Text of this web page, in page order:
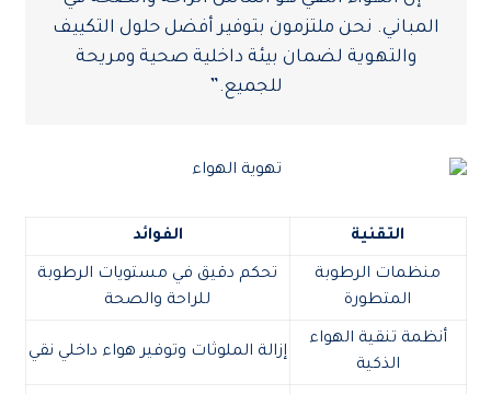
المباني. نحن ملتزمون بتوفير أفضل حلول التكييف
والتهوية لضمان بيئة داخلية صحية ومريحة
للجميع.”
التقنية الفوائد
منظمات الرطوبة
المتطورة
تحكم دقيق في مستويات الرطوبة
للراحة والصحة
أنظمة تنقية الهواء
الذكية
إزالة الملوثات وتوفير هواء داخلي نقي